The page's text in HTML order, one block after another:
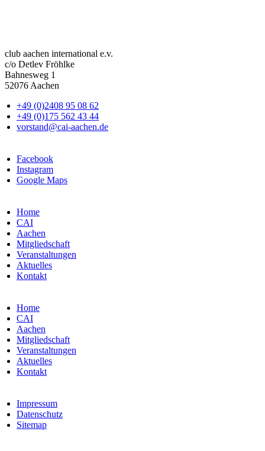
club aachen international e.v.
c/o Detlev Fröhlke
Bahnesweg 1
52076 Aachen
+49 (0)2408 95 08 62
+49 (0)175 562 43 44
vorstand@cai-aachen.de
Facebook
Instagram
Google Maps
Home
CAI
Aachen
Mitgliedschaft
Veranstaltungen
Aktuelles
Kontakt
Home
CAI
Aachen
Mitgliedschaft
Veranstaltungen
Aktuelles
Kontakt
Impressum
Datenschutz
Sitemap